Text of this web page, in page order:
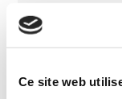
Ce site web